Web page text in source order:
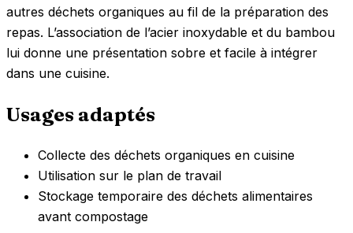
autres déchets organiques au fil de la préparation des
repas. L’association de l’acier inoxydable et du bambou
lui donne une présentation sobre et facile à intégrer
dans une cuisine.
Usages adaptés
Collecte des déchets organiques en cuisine
Utilisation sur le plan de travail
Stockage temporaire des déchets alimentaires
avant compostage